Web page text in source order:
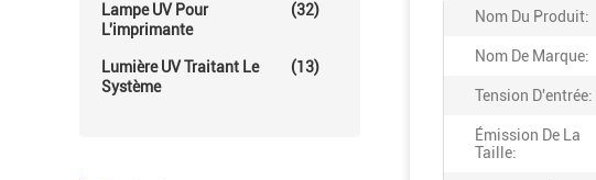
Lampe UV Pour
L'imprimante
(32)
Lumière UV Traitant Le
Système
(13)
Nom Du Produit:
Nom De Marque:
Tension D'entrée:
Émission De La
Taille: